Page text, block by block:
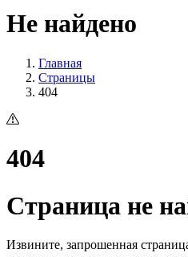
Не найдено
Главная
Страницы
404
404
Страница не
Извините, запрошенная